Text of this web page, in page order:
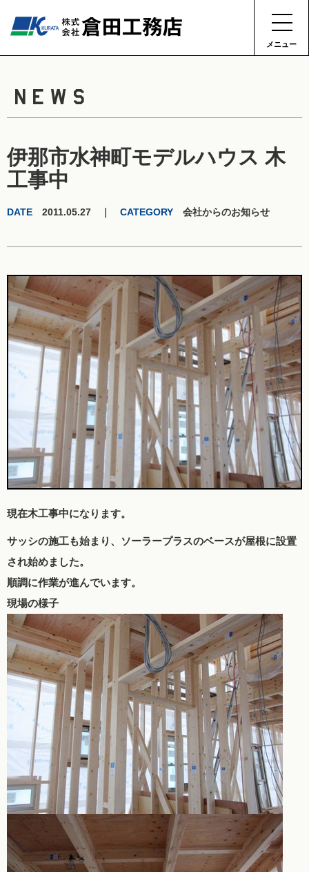
メニュー
NEWS
伊那市水神町モデルハウス 木
工事中
DATE 2011.05.27 ｜ CATEGORY 会社からのお知らせ
現在木工事中になります。
サッシの施工も始まり、ソーラープラスのベースが屋根に設置
され始めました。
順調に作業が進んでいます。
現場の様子